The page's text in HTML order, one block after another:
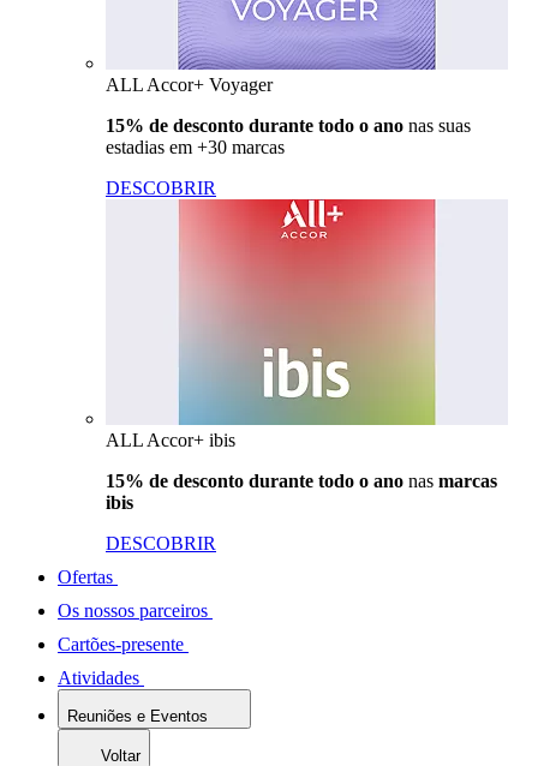
ALL Accor+ Voyager
15% de desconto durante todo o ano nas suas
estadias em +30 marcas
DESCOBRIR
ALL Accor+ ibis
15% de desconto durante todo o ano nas marcas
ibis
DESCOBRIR
Ofertas
Os nossos parceiros
Cartões-presente
Atividades
Reuniões e Eventos
Voltar